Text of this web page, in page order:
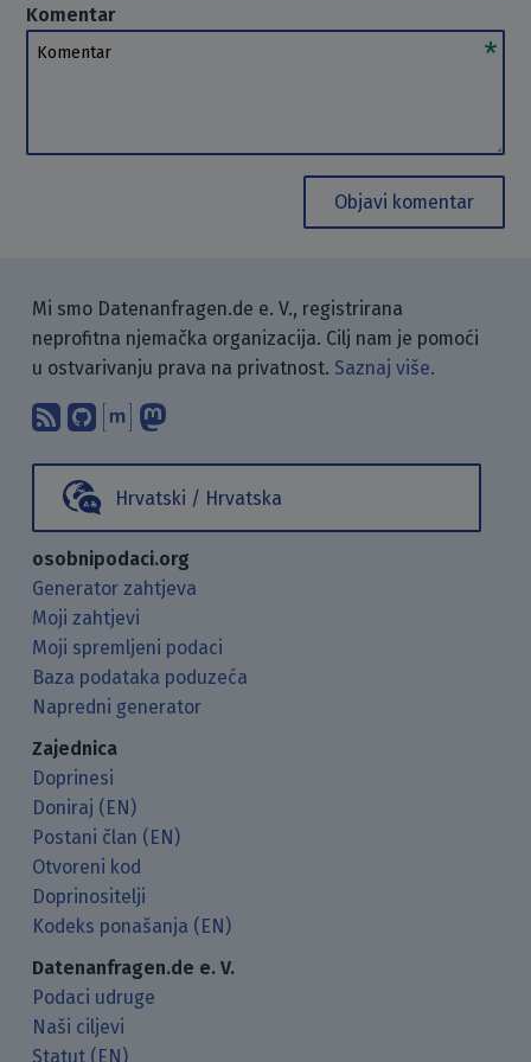
Komentar
Komentar
Objavi komentar
Mi smo Datenanfragen.de e. V., registrirana
neprofitna njemačka organizacija. Cilj nam je pomoći
u ostvarivanju prava na privatnost. Saznaj više.
Pretplati se na naš blog koristeći
Pronađi nas na GitHubu.
Raspravljaj s nama putem
Hrvatski / Hrvatska
osobnipodaci.org
Generator zahtjeva
Moji zahtjevi
Moji spremljeni podaci
Baza podataka poduzeća
Napredni generator
Zajednica
Doprinesi
Doniraj (EN)
Postani član (EN)
Otvoreni kod
Doprinositelji
Kodeks ponašanja (EN)
Datenanfragen.de e. V.
Podaci udruge
Naši ciljevi
Statut (EN)